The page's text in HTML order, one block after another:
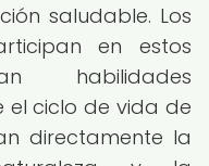
saludable. Los
en estos
habilidades
el ciclo de vida de
directamente la